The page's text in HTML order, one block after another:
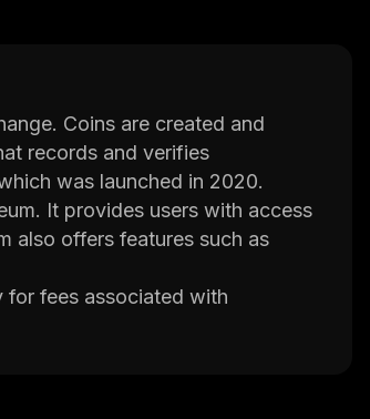
Coins are created and
records and verifies
was launched in 2020.
It provides users with access
also offers features such as
for fees associated with
decisions and earn